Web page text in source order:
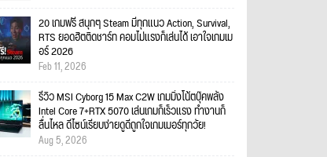
20 เกมฟรี สนุกๆ Steam มีทุกแนว Action, Survival,
RTS ยอดฮิตติดชาร์ท คอมไม่แรงก็เล่นได้ เอาใจเกมเม
อร์ 2026
Feb 11, 2026
รีวิว MSI Cyborg 15 Max C2W เกมมิ่งโน้ตบุ๊คพลัง
Intel Core 7+RTX 5070 เล่นเกมก็เร็วแรง ทำงานก็
ลื่นไหล ดีไซน์เรียบง่ายดูดีถูกใจเกมเมอร์ทุกวัย!
Aug 5, 2026